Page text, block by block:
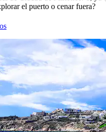
el puerto o cenar fuera?